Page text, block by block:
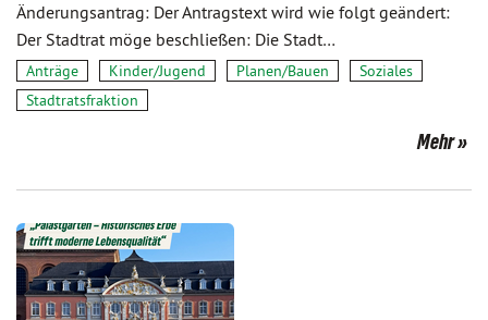
Änderungsantrag: Der Antragstext wird wie folgt geändert:
Der Stadtrat möge beschließen: Die Stadt…
Anträge Kinder/Jugend Planen/Bauen
Soziales
Stadtratsfraktion
Mehr